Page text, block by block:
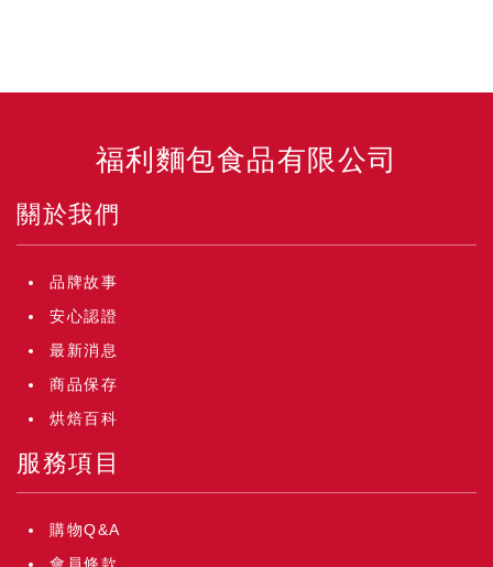
福利麵包食品有限公司
關於我們
品牌故事
安心認證
最新消息
商品保存
烘焙百科
服務項目
購物Q&A